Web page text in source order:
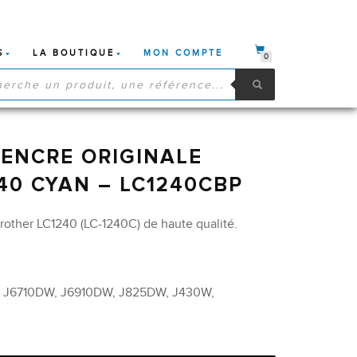
LA BOUTIQUE
MON COMPTE
0
ORIGINALE
CYAN – LC1240CBP
LC1240 (LC-1240C) de haute qualité.
J6910DW, J825DW, J430W,